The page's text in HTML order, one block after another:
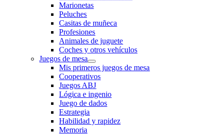
Marionetas
Peluches
Casitas de muñeca
Profesiones
Animales de juguete
Coches y otros vehículos
Juegos de mesa
Mis primeros juegos de mesa
Cooperativos
Juegos ABJ
Lógica e ingenio
Juego de dados
Estrategia
Habilidad y rapidez
Memoria